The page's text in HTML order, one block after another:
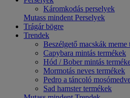
Káromkodás perselyek
Mutass mindent Perselyek
Trágár bögre
Trendek
Beszélgető macskák meme
Capybara mintás termékek
Hód / Bober mintás
Mormotás neves termékek
Pedro a táncoló
Sad hamster termékek